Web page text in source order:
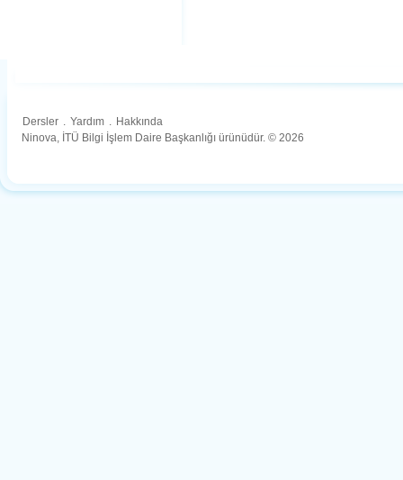
Dersler . Yardım . Hakkında
Ninova, İTÜ Bilgi İşlem Daire Başkanlığı ürünüdür. © 2026